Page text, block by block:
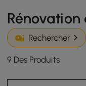
Rechercher
9 Des Produits